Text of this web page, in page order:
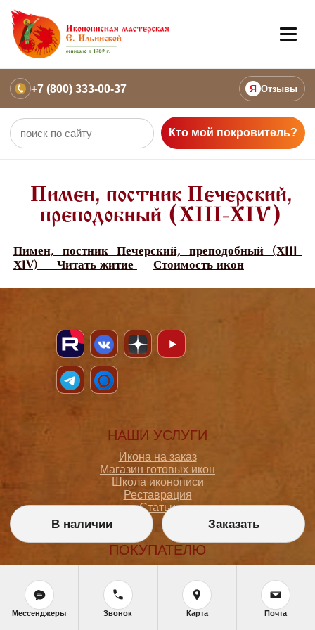
+7 (800) 333-00-37 Я Отзывы
Кто мой покровитель?
Пимен, постник Печерский,
преподобный (ХIII-ХIV)
Пимен, постник Печерский, преподобный (ХIII-
ХIV) — Читать житие
Стоимость икон
НАШИ УСЛУГИ
Икона на заказ
Магазин готовых икон
Школа иконописи
Реставрация
Статьи
ПОКУПАТЕЛЮ
Как сделать заказ
Доставка и оплата
Политика конфиденциальности
В наличии Заказать
Мессенджеры Звонок Карта Почта